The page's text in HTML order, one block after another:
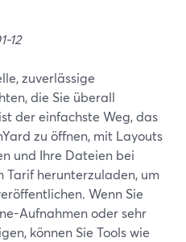
12
zuverlässige
die Sie überall
der einfachste Weg, das
zu öffnen, mit Layouts
und Ihre Dateien bei
herunterzuladen, um
Wenn Sie
Aufnahmen oder sehr
können Sie Tools wie